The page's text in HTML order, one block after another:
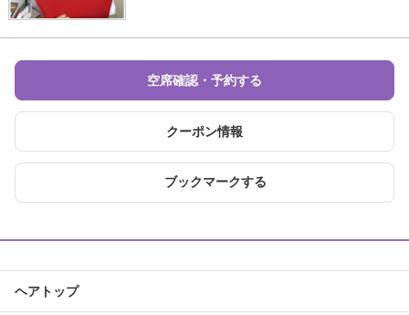
空席確認・予約する
クーポン情報
ブックマークする
ヘアトップ